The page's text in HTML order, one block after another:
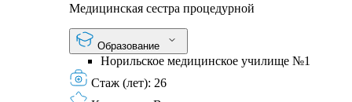
Медицинская сестра процедурной
Образование
Норильское медицинское училище №1
Стаж (лет): 26